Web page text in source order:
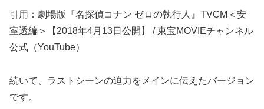
引用：劇場版『名探偵コナン ゼロの執行人』TVCM＜安
室透編＞【2018年4月13日公開】 / 東宝MOVIEチャンネル
公式（YouTube）
続いて、ラストシーンの迫力をメインに伝えたバージョン
です。